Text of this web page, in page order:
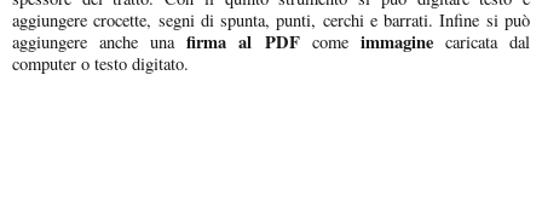
aggiungere crocette, segni di spunta, punti, cerchi e barrati. Infine si può
aggiungere anche unafirma al PDFcomeimmaginecaricata dal
computer o testo digitato.